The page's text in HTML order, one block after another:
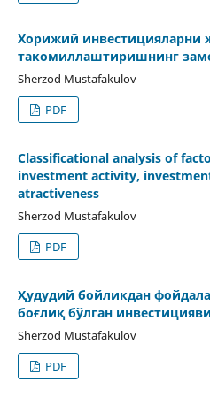
Хорижий инвестицияларни
такомиллаштиришнинг
Sherzod Mustafakulov
PDF
Classificational analysis of
investment activity,
atractiveness
Sherzod Mustafakulov
PDF
Ҳудудий бойликдан
боғлиқ бўлган
Sherzod Mustafakulov
PDF